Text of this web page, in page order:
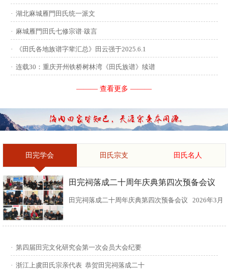
· 湖北麻城雁門田氏统一派文
· 麻城雁門田氏七修宗谱·跋言
· 《田氏各地族谱字辈汇总》田云强于2025.6.1
· 连载30：重庆开州铁桥树林湾《田氏族谱》续谱
——— 查看更多 ———
田完学会 田氏宗支 田氏名人
田完祠落成二十周年庆典第四次预备会议
田完祠落成二十周年庆典第四次预备会议 2026年3月
祖”第四次预备会议。 常务副会长田传灿宗亲主持会
· 第四届田完文化研究会第一次会员大会纪要
· 浙江上虞田氏宗亲代表 恭贺田完祠落成二十